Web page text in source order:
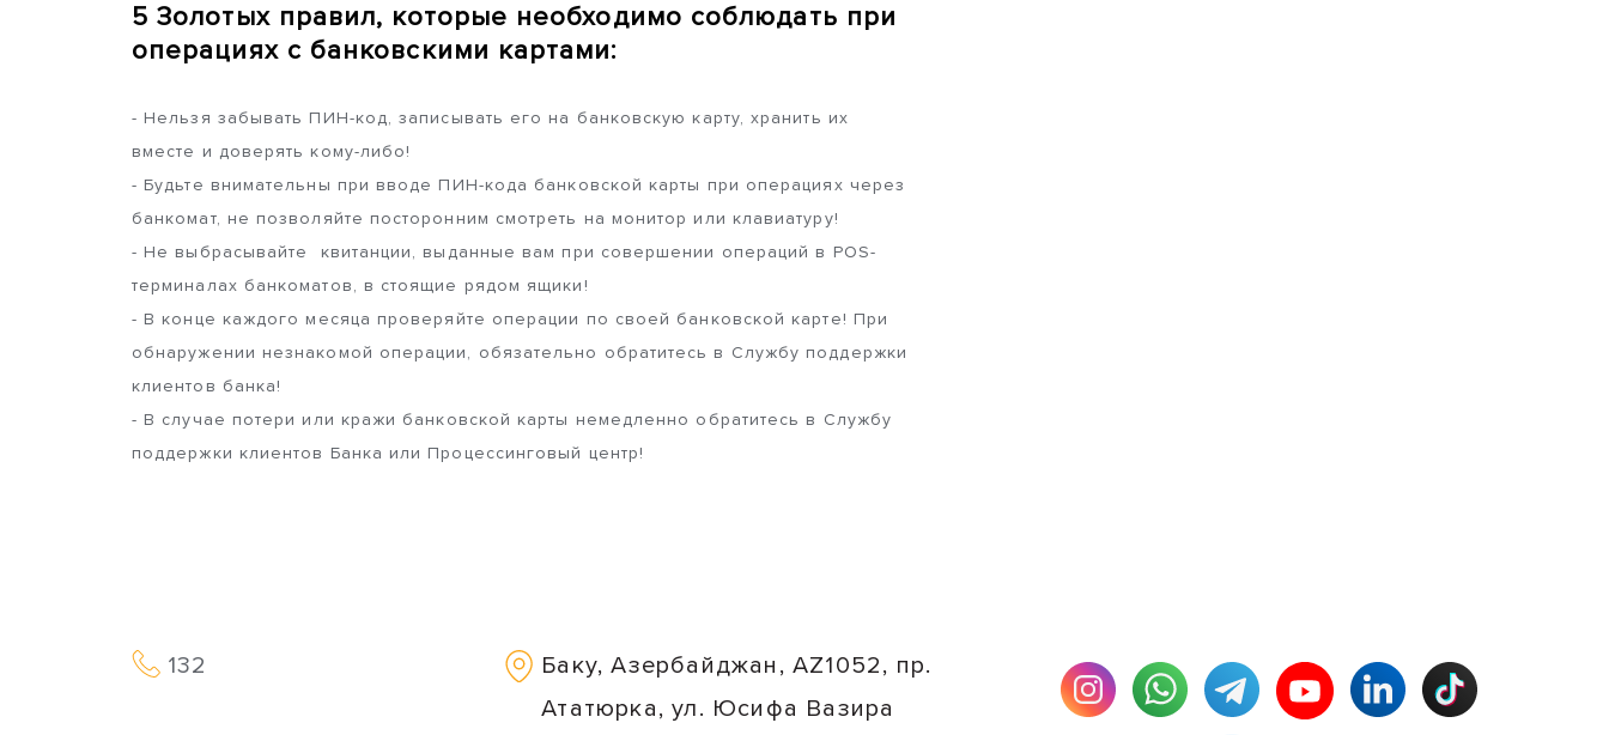
5 Золотых правил, которые необходимо соблюдать при
операциях с банковскими картами:
- Нельзя забывать ПИН-код, записывать его на банковскую карту, хранить их
вместе и доверять кому-либо!
- Будьте внимательны при вводе ПИН-кода банковской карты при операциях через
банкомат, не позволяйте посторонним смотреть на монитор или клавиатуру!
- Не выбрасывайте квитанции, выданные вам при совершении операций в POS-
терминалах банкоматов, в стоящие рядом ящики!
- В конце каждого месяца проверяйте операции по своей банковской карте! При
обнаружении незнакомой операции, обязательно обратитесь в Службу поддержки
клиентов банка!
- В случае потери или кражи банковской карты немедленно обратитесь в Службу
поддержки клиентов Банка или Процессинговый центр!
132
Баку, Азербайджан, AZ1052, пр.
Ататюрка, ул. Юсифа Вазира